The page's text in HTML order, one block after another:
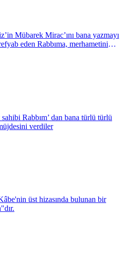
Mübarek Mirac’ını bana yazmayı
eden Rabbıma, merhametinin
Rabbım’ dan bana türlü türlü
verdiler
üst hizasında bulunan bir